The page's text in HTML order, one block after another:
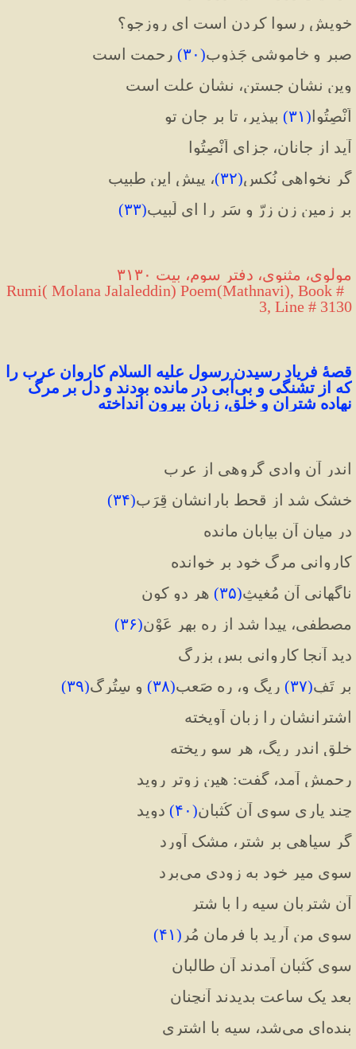
خویش رسوا کردن است ای روزجو؟
صبر و خاموشی جَذوبِ(۳۰) رحمت است
وین نشان جستن، نشان علت است
اَنْصِتُوا (۳۱) بپذیر، تا بر جان تو
آید از جانان، جزای اَنْصِتُوا
گر نخواهی نُکس(۳۲)، پیش این طبیب
بر زمین زن زرّ و سَر را ای لَبیب(۳۳)
مولوی، مثنوی، دفتر سوم، بیت ۳۱۳۰
Rumi( Molana Jalaleddin) Poem(Mathnavi), Book #
3, Line # 3130
نهاده شتران و خلق، زبان بیرون انداخته
اندر آن وادی گروهی از عرب
خشک شد از قحط بارانشان قِرَب(۳۴)
در میان آن بیابان مانده
کاروانی مرگ خود بر خوانده
ناگهانی آن مُغیثِ(۳۵) هر دو کون
مصطفی، پیدا شد از ره بهر عَوْن(۳۶)
دید آنجا کاروانی بس بزرگ
بر تَفِ(۳۷) ریگ و، ره صَعب(۳۸) و سِتُرگ(۳۹)
اشترانشان را زبان آویخته
خلق اندر ریگ، هر سو ریخته
رحمش آمد، گفت: هین زوتر روید
چند یاری سوی آن کُثبان(۴۰) دوید
گر سیاهی بر شتر، مشک آورد
سوی میر خود به زودی می‌برد
آن شتربان سیه را با شتر
سوی من آرید با فرمان مُر (۴۱)
سوی کُثبان آمدند آن طالبان
بعد یک ساعت بدیدند آنچنان
بنده‌ای می‌شد، سیه با اشتری